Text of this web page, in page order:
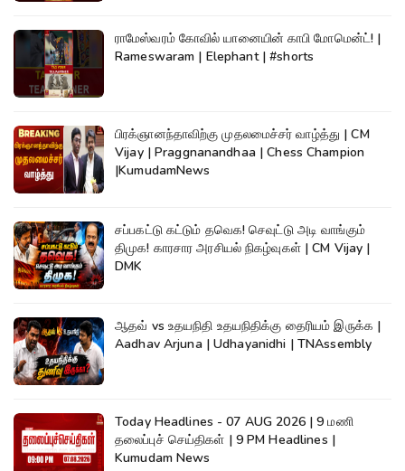
ராமேஸ்வரம் கோவில் யானையின் காபி மோமென்ட்! |
Rameswaram | Elephant | #shorts
பிரக்ஞானந்தாவிற்கு முதலமைச்சர் வாழ்த்து | CM
Vijay | Praggnanandhaa | Chess Champion
|KumudamNews
சப்பகட்டு கட்டும் தவெக! செவுட்டு அடி வாங்கும்
திமுக! காரசார அரசியல் நிகழ்வுகள் | CM Vijay |
DMK
ஆதவ் vs உதயநிதி உதயநிதிக்கு தைரியம் இருக்க |
Aadhav Arjuna | Udhayanidhi | TNAssembly
Today Headlines - 07 AUG 2026 | 9 மணி
தலைப்புச் செய்திகள் | 9 PM Headlines |
Kumudam News